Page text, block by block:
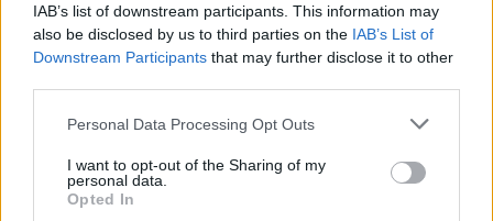
IAB’s list of downstream participants. This information may
also be disclosed by us to third parties on the IAB’s List of
Downstream Participants that may further disclose it to other
Please note that this website/app uses one or more Google
not limited to your visit or usage behaviour. You may click to
grant or deny consent to Google and its third-party tags to
use your data for below specified purposes in below Google
Personal Data Processing Opt Outs
I want to opt-out of the Sharing of my
personal data.
Opted In